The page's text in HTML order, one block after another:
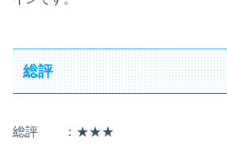
総評
総評 ：★★★